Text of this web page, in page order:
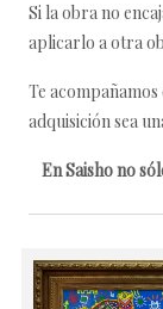
Si la obra no
aplicarlo a otra
Te
adquisición sea
En Saisho no